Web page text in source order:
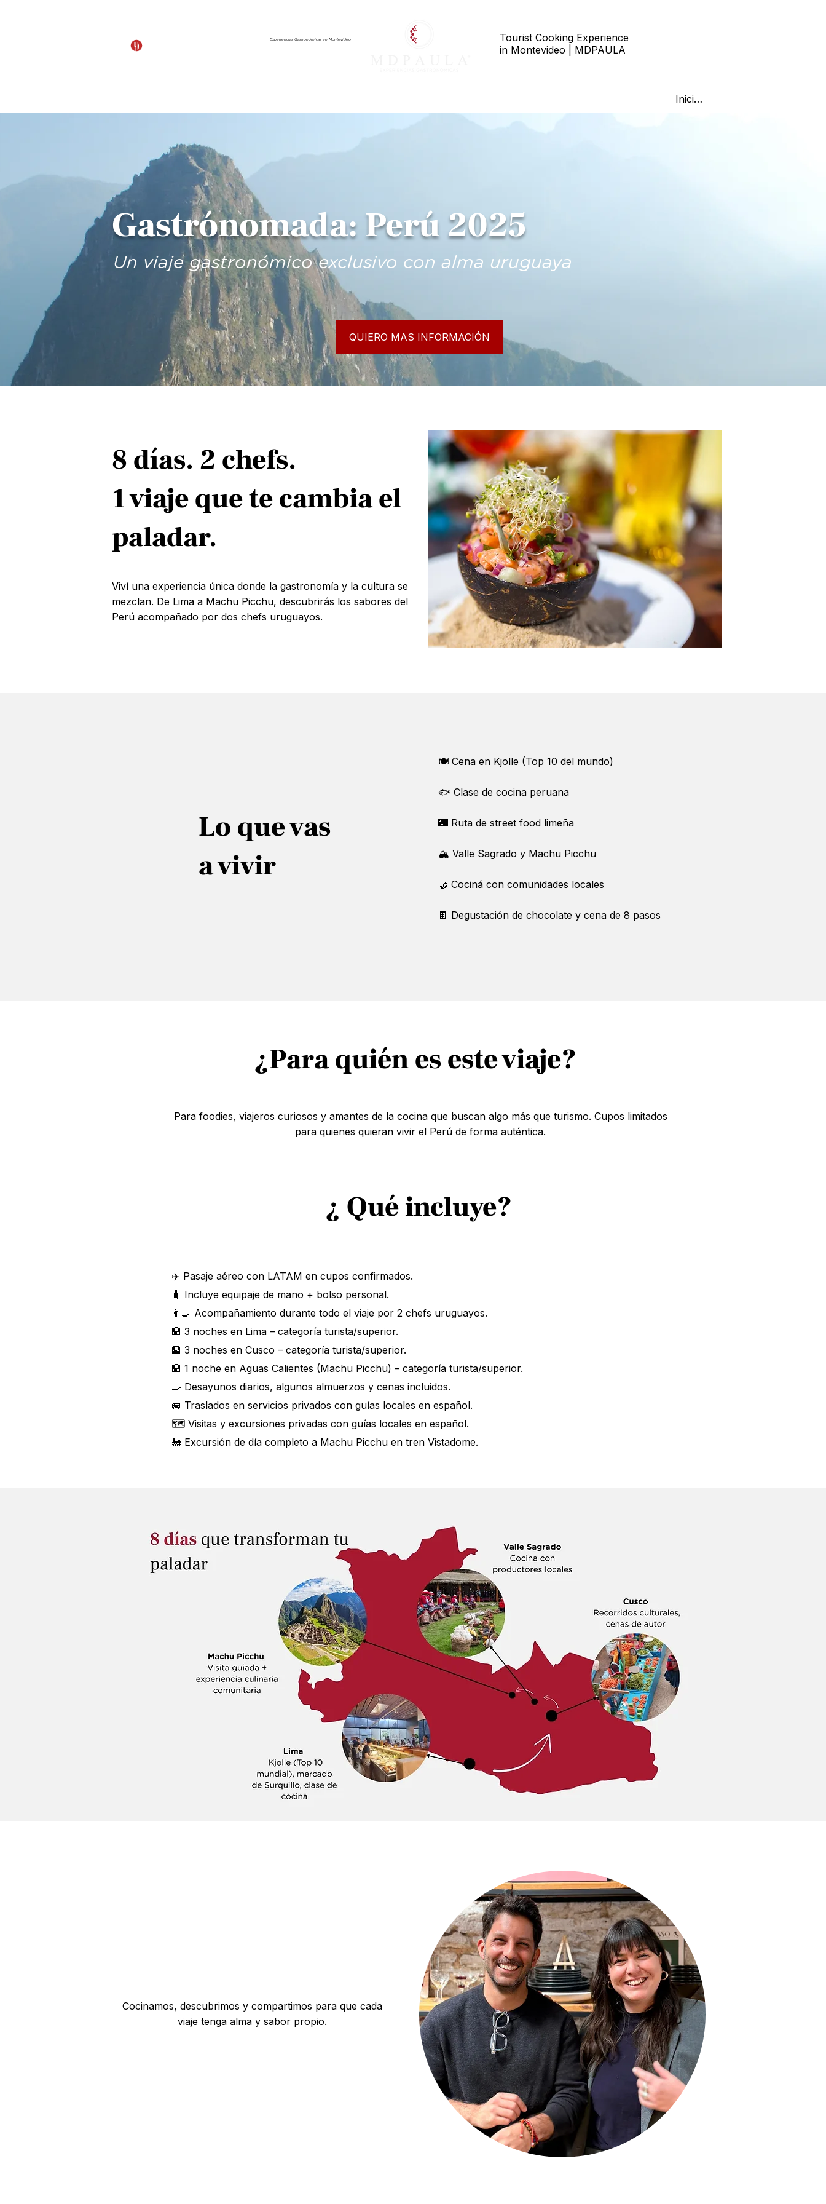
Experiencias Gastronómicas en Montevideo
Tourist Cooking Experience
in Montevideo | MDPAULA
Iniciar sesión
Gastrónomada: Perú 2025
Un viaje gastronómico exclusivo con alma uruguaya
QUIERO MAS INFORMACIÓN
8 días. 2 chefs.
1 viaje que te cambia el
paladar.
Viví una experiencia única donde la gastronomía y la cultura se
mezclan. De Lima a Machu Picchu, descubrirás los sabores del
Perú acompañado por dos chefs uruguayos.
Lo que vas
a vivir
​🍽 Cena en Kjolle (Top 10 del mundo)
🐟 Clase de cocina peruana
🌃 Ruta de street food limeña
🏔 Valle Sagrado y Machu Picchu
🤝 Cociná con comunidades locales
🍫 Degustación de chocolate y cena de 8 pasos
¿Para quién es este viaje?
Para foodies, viajeros curiosos y amantes de la cocina que buscan algo más que turismo. Cupos limitados
para quienes quieran vivir el Perú de forma auténtica.
¿ Qué incluye?
✈️ Pasaje aéreo con LATAM en cupos confirmados.
🧳 Incluye equipaje de mano + bolso personal.
👨‍🍳 Acompañamiento durante todo el viaje por 2 chefs uruguayos.
🏨 3 noches en Lima – categoría turista/superior.
🏨 3 noches en Cusco – categoría turista/superior.
🏨 1 noche en Aguas Calientes (Machu Picchu) – categoría turista/superior.
🍳 Desayunos diarios, algunos almuerzos y cenas incluidos.
🚐 Traslados en servicios privados con guías locales en español.
🗺 Visitas y excursiones privadas con guías locales en español.
🚂 Excursión de día completo a Machu Picchu en tren Vistadome.
Cocinamos, descubrimos y compartimos para que cada
viaje tenga alma y sabor propio.